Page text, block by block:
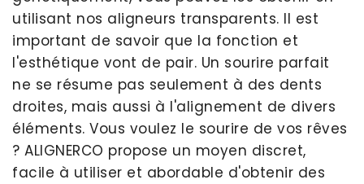
utilisant nos aligneurs transparents. Il est
important de savoir que la fonction et
l'esthétique vont de pair. Un sourire parfait
ne se résume pas seulement à des dents
droites, mais aussi à l'alignement de divers
éléments. Vous voulez le sourire de vos rêves
? ALIGNERCO propose un moyen discret,
facile à utiliser et abordable d'obtenir des